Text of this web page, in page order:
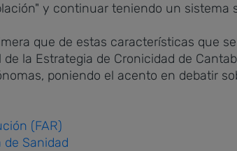
y continuar teniendo un
que de estas características que
la Estrategia de Cronicidad de
poniendo el acento en debatir
(FAR)
Sanidad